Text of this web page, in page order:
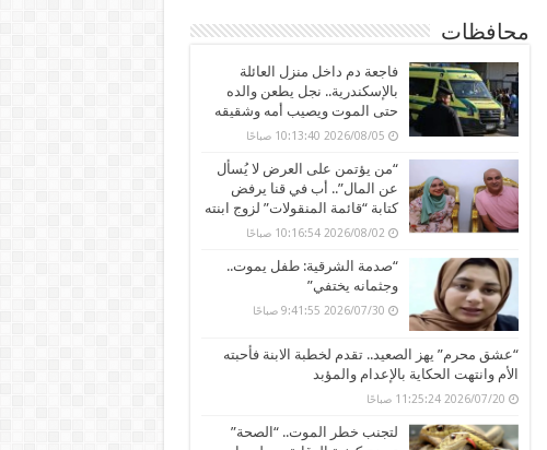
محافظات
فاجعة دم داخل منزل العائلة
بالإسكندرية.. نجل يطعن والده
حتى الموت ويصيب أمه وشقيقه
2026/08/05 10:13:40 صباحًا
“من يؤتمن على العرض لا يُسأل
عن المال”.. أب في قنا يرفض
كتابة “قائمة المنقولات” لزوج ابنته
2026/08/02 10:16:54 صباحًا
“صدمة الشرقية: طفل يموت..
وجثمانه يختفي”
2026/07/30 9:41:55 صباحًا
“عشق محرم” يهز الصعيد.. تقدم لخطبة الابنة فأحبته
الأم وانتهت الحكاية بالإعدام والمؤبد
2026/07/20 11:25:24 صباحًا
لتجنب خطر الموت.. “الصحة”